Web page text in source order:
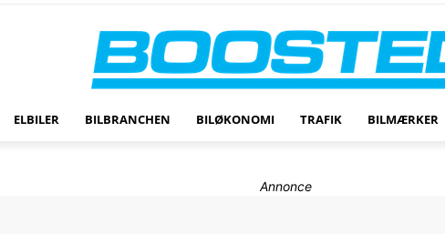
ELBILER BILBRANCHEN BILØKONOMI TRAFIK BILMÆRKER
Annonce